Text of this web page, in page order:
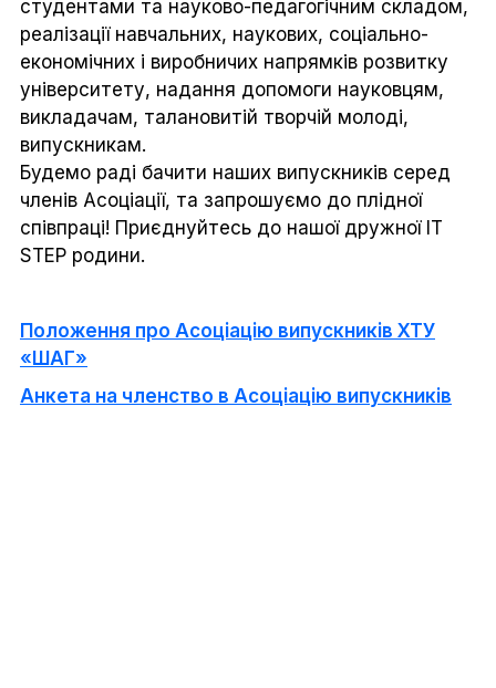
студентами та науково-педагогічним складом,
реалізації навчальних, наукових, соціально-
економічних і виробничих напрямків розвитку
університету, надання допомоги науковцям,
викладачам, талановитій творчій молоді,
випускникам.
Будемо раді бачити наших випускників серед
членів Асоціації, та запрошуємо до плідної
співпраці! Приєднуйтесь до нашої дружної IT
STEP родини.
Положення про Асоціацію випускників ХТУ
«ШАГ»
Анкета на членство в Асоціацію випускників